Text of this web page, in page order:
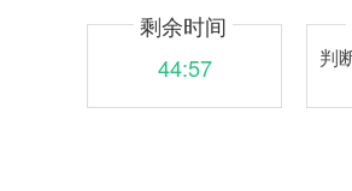
剩余时间
44:57
判